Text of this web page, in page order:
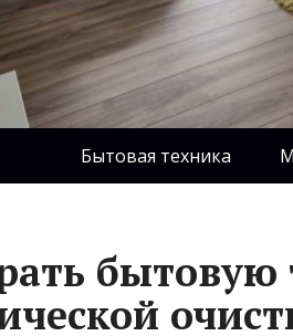
Бытовая техника
бытовую